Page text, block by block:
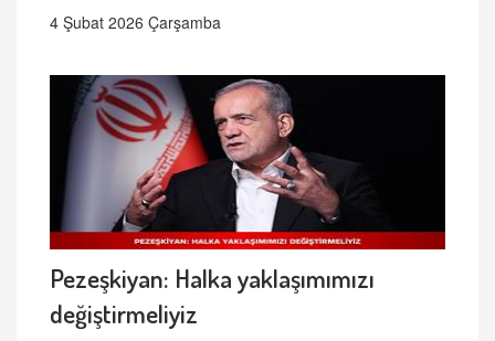
4 Şubat 2026 Çarşamba
Pezeşkiyan: Halka yaklaşımımızı
değiştirmeliyiz